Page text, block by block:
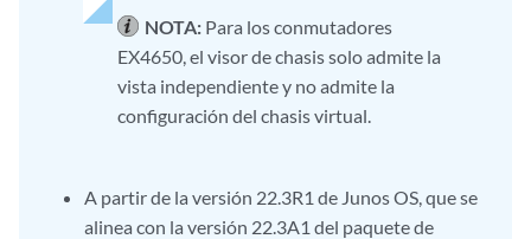
NOTA: Para los conmutadores
EX4650, el visor de chasis solo admite la
vista independiente y no admite la
configuración del chasis virtual.
A partir de la versión 22.3R1 de Junos OS, que se
alinea con la versión 22.3A1 del paquete de